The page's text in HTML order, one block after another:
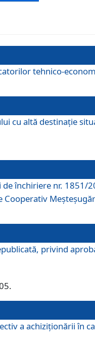
tehnico-
cu altă destinaţie
închiriere nr. 1851/
Cooperativ
privind
a achiziționării în